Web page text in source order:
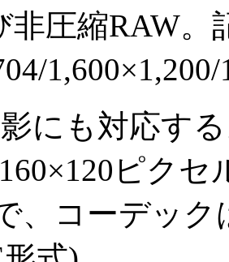
非圧縮RAW。
にも対応す
ピク
、コーデック